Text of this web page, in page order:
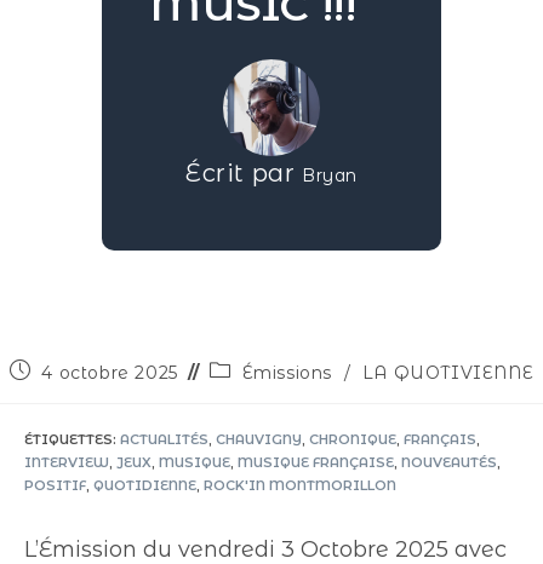
Écrit par Bryan
4 octobre 2025 Émissions / LA QUOTIVIENNE
ÉTIQUETTES: ACTUALITÉS, CHAUVIGNY, CHRONIQUE, FRANÇAIS,
INTERVIEW, JEUX, MUSIQUE, MUSIQUE FRANÇAISE, NOUVEAUTÉS,
POSITIF, QUOTIDIENNE, ROCK'IN MONTMORILLON
L’Émission du vendredi 3 Octobre 2025 avec